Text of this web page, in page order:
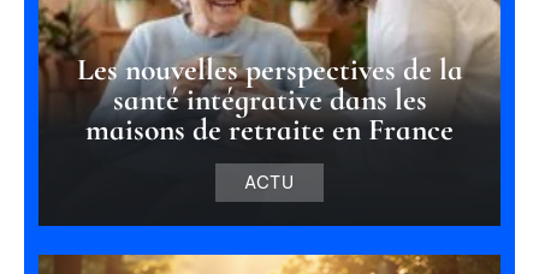
Les nouvelles perspectives de la
santé intégrative dans les
maisons de retraite en France
ACTU